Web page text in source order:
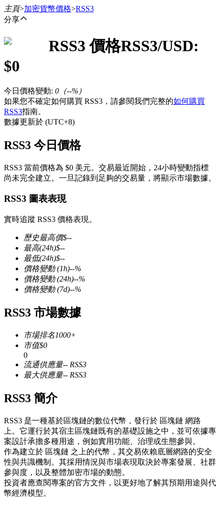
多種以USDT結算的永續合約
幣本位永續
TradFi
美股、外匯、貴金屬及大宗商品衍生性商品
USDC永續
多種以USDC結算的永續合約
主頁>加密貨幣價格>RSS3
分享
RSS3 價格RSS3/USD:
$0
今日價格變動: 0 （--%）
如果您不確定如何購買 RSS3，請參閱我們完整的如何購買
RSS3指南。
數據更新於 (UTC+8)
RSS3 今日價格
RSS3 當前價格為 $0 美元。交易最近開始，24小時變動指標
尚未完全建立。一旦記錄到足夠的交易量，將顯示市場數據。
RSS3 圖表表現
實時追蹤 RSS3 價格表現。
歷史最高價$--
最高(24h)$--
最低(24h)$--
價格變動(1h)--%
價格變動(24h)--%
價格變動(7d)--%
RSS3 市場數據
市場排名1000+
市值$0
0
流通供應量-- RSS3
最大供應量-- RSS3
RSS3 簡介
RSS3 是一種基於區塊鏈的數位代幣，發行於 區塊鏈 網路
上。它運行於其宿主區塊鏈既有的基礎設施之中，並可依據專
案設計承擔多種用途，例如實用功能、治理或生態參與。
作為建立於 區塊鏈 之上的代幣，其交易依賴底層網路的安全
性與共識機制。其採用情況與市場表現取決於專案發展、社群
參與度，以及整體加密市場的動態。
投資者應查閱專案的官方文件，以更好地了解其預期用途與代
幣經濟模型。